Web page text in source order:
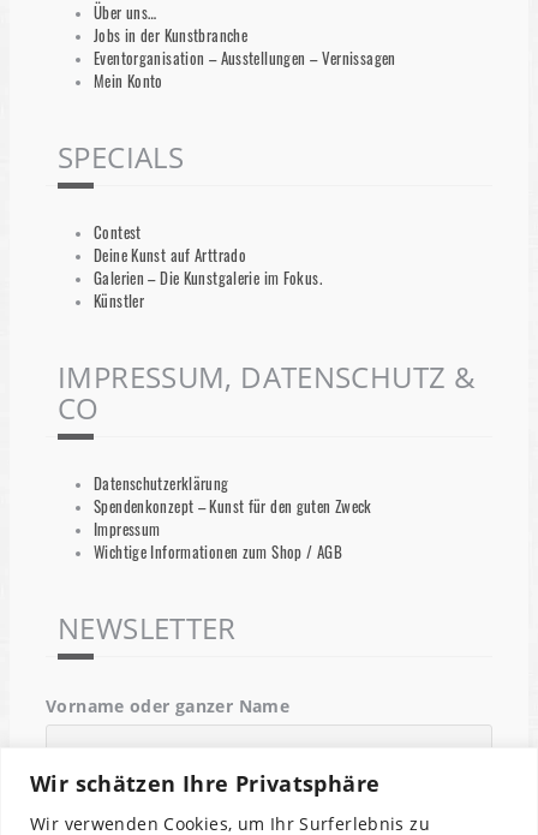
Wir schätzen Ihre Privatsphäre
Wir verwenden Cookies, um Ihr Surferlebnis zu
Über uns…
Jobs in der Kunstbranche
Eventorganisation – Ausstellungen – Vernissagen
Mein Konto
SPECIALS
Contest
Deine Kunst auf Arttrado
Galerien – Die Kunstgalerie im Fokus.
Künstler
IMPRESSUM, DATENSCHUTZ &
CO
Datenschutzerklärung
Spendenkonzept – Kunst für den guten Zweck
Impressum
Wichtige Informationen zum Shop / AGB
NEWSLETTER
Vorname oder ganzer Name
Email